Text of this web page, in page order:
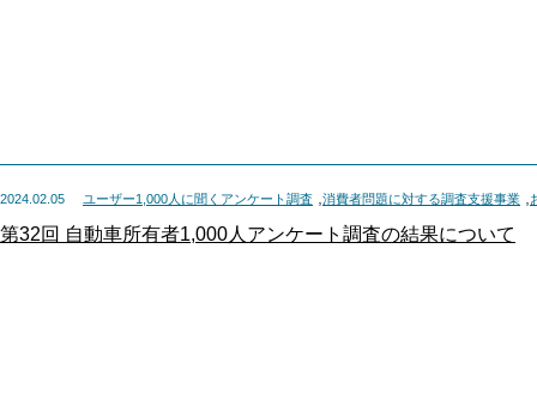
2024.02.05 ユーザー1,000人に聞くアンケート調査 ,消費者問題に対する調査支援事業 ,
第32回 自動車所有者1,000人アンケート調査の結果について